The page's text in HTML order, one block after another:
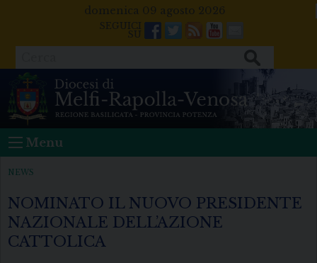
domenica 09 agosto 2026
Facebook
Twitter
FeedsYoutube
Mail
Menu
NEWS
NOMINATO IL NUOVO PRESIDENTE
NAZIONALE DELL’AZIONE
CATTOLICA